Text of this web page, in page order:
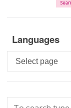
Languages
Languages